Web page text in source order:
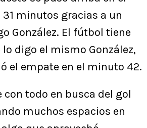
minutos gracias a un
González. El fútbol tiene
lo digo el mismo González,
el empate en el minuto 42.
con todo en busca del gol
muchos espacios en